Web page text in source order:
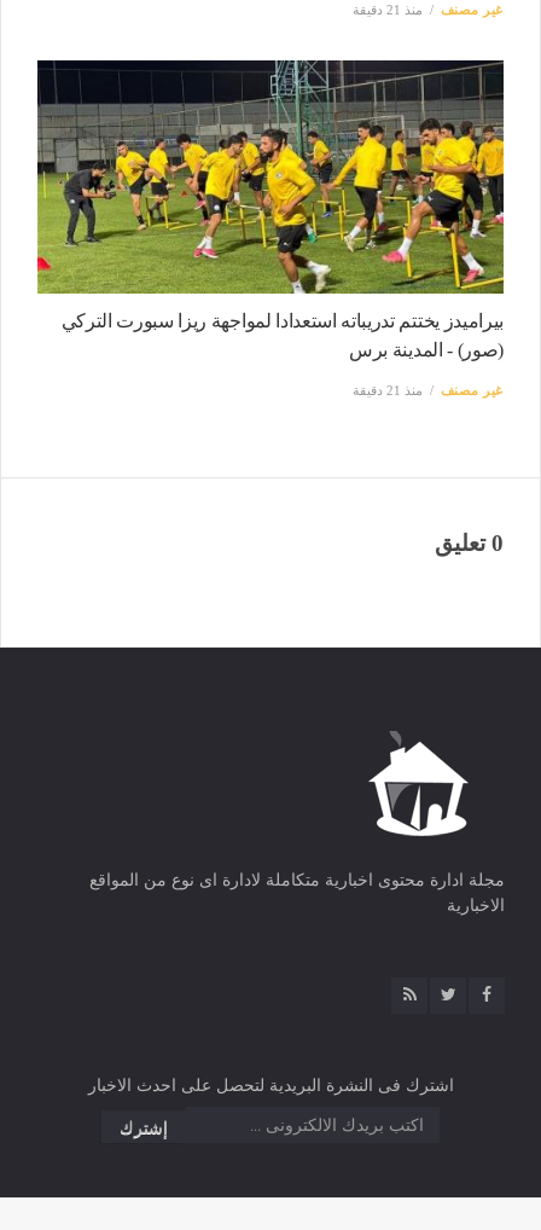
غير مصنف منذ 21 دقيقة
بيراميدز يختتم تدريباته استعدادا لمواجهة ريزا سبورت التركي
(صور) - المدينة برس
غير مصنف منذ 21 دقيقة
0 تعليق
مجلة ادارة محتوى اخبارية متكاملة لادارة اى نوع من المواقع
الاخبارية
اشترك فى النشرة البريدية لتحصل على احدث الاخبار